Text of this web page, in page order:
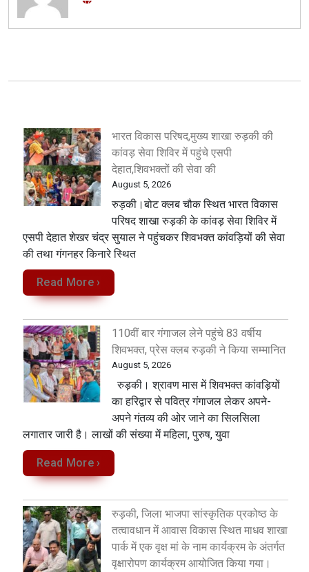
भारत विकास परिषद,मुख्य शाखा रुड़की की
कांवड़ सेवा शिविर में पहुंचे एसपी
देहात,शिवभक्तों की सेवा की
August 5, 2026
रुड़की।बोट क्लब चौक स्थित भारत विकास
परिषद शाखा रुड़की के कांवड़ सेवा शिविर में
एसपी देहात शेखर चंद्र सुयाल ने पहुंचकर शिवभक्त कांवड़ियों की सेवा
की तथा गंगनहर किनारे स्थित
Read More ›
110वीं बार गंगाजल लेने पहुंचे 83 वर्षीय
शिवभक्त, प्रेस क्लब रुड़की ने किया सम्मानित
August 5, 2026
रुड़की। श्रावण मास में शिवभक्त कांवड़ियों
का हरिद्वार से पवित्र गंगाजल लेकर अपने-
अपने गंतव्य की ओर जाने का सिलसिला
लगातार जारी है। लाखों की संख्या में महिला, पुरुष, युवा
Read More ›
रुड़की, जिला भाजपा सांस्कृतिक प्रकोष्ठ के
तत्वावधान में आवास विकास स्थित माधव शाखा
पार्क में एक वृक्ष मां के नाम कार्यक्रम के अंतर्गत
वृक्षारोपण कार्यक्रम आयोजित किया गया।